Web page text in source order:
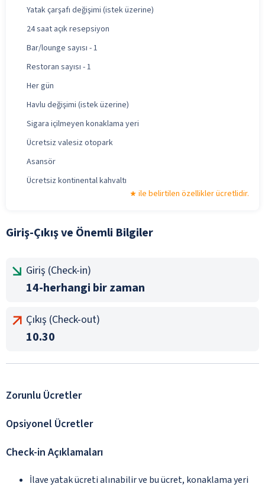
Yatak çarşafı değişimi (istek üzerine)
24 saat açık resepsiyon
Bar/lounge sayısı - 1
Restoran sayısı - 1
Her gün
Havlu değişimi (istek üzerine)
Sigara içilmeyen konaklama yeri
Ücretsiz valesiz otopark
Asansör
Ücretsiz kontinental kahvaltı
ile belirtilen özellikler ücretlidir.
Giriş-Çıkış ve Önemli Bilgiler
Giriş (Check-in)
14-herhangi bir zaman
Çıkış (Check-out)
10.30
Zorunlu Ücretler
Opsiyonel Ücretler
Check-in Açıklamaları
İlave yatak ücreti alınabilir ve bu ücret, konaklama yeri